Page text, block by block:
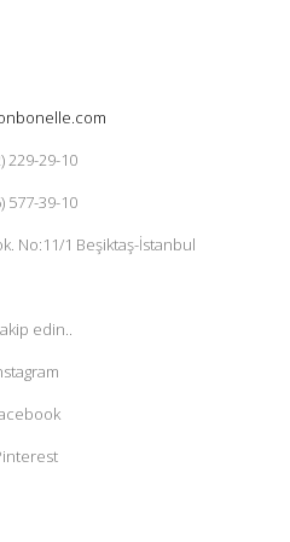
229-29-10
577-39-10
No:11/1 Beşiktaş-İstanbul
edin..